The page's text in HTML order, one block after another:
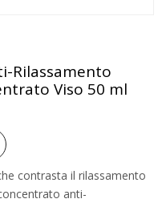
Rilassamento
Viso 50 ml
contrasta il rilassamento
anti-